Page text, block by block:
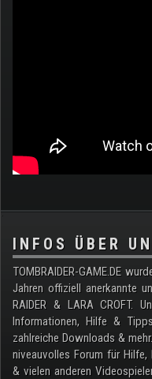
.
INFOS ÜBER
TOMBRAIDER-GAME.DE
Jahren offiziell anerkannte
RAIDER & LARA CROFT.
Informationen, Hilfe &
zahlreiche Downloads &
niveauvolles Forum für Hilfe,
& vielen anderen